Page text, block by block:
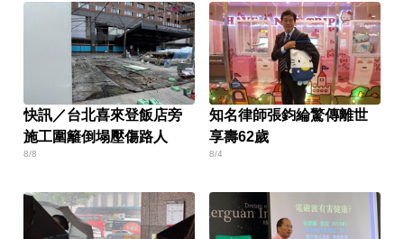
快訊／台北喜來登飯店旁
施工圍籬倒塌壓傷路人
8/8
知名律師張鈞綸驚傳離世
享壽62歲
8/4